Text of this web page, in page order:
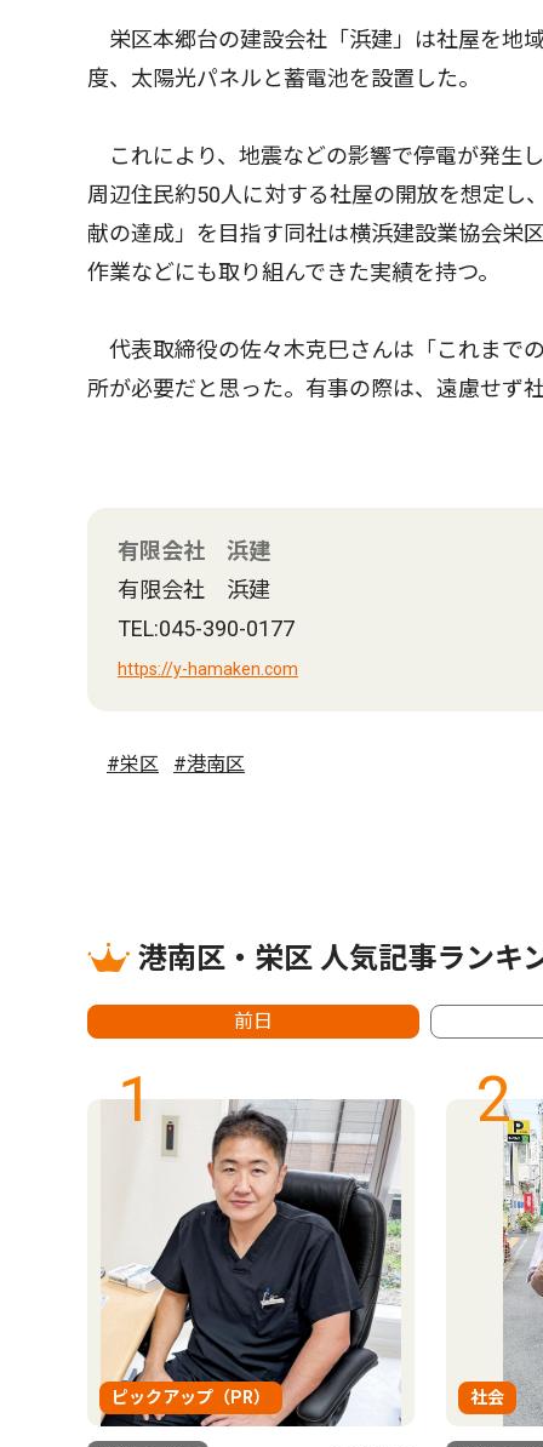
栄区本郷台の建設会社「浜建」は社屋を地
度、太陽光パネルと蓄電池を設置した。
これにより、地震などの影響で停電が発生
周辺住民約50人に対する社屋の開放を想定し
献の達成」を目指す同社は横浜建設業協会栄
作業などにも取り組んできた実績を持つ。
代表取締役の佐々木克巳さんは「これまで
所が必要だと思った。有事の際は、遠慮せず
有限会社 浜建
有限会社 浜建
TEL:045-390-0177
https://y-hamaken.com
#栄区 #港南区
港南区・栄区 人気記事ランキ
前日
1
ピックアップ（PR）
2
社会